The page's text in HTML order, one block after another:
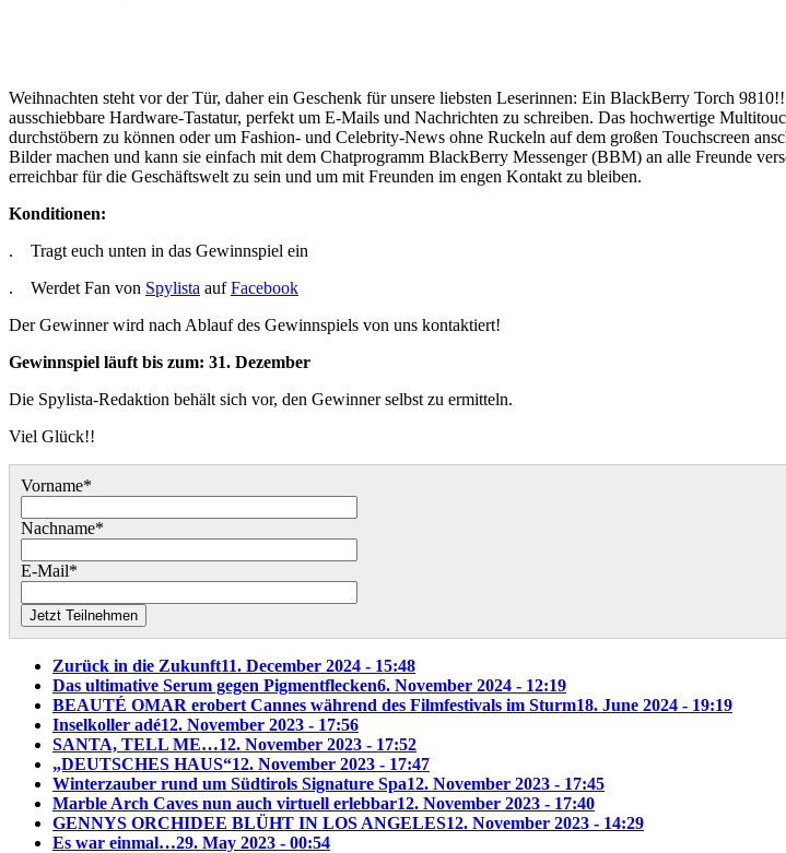
Weihnachten steht vor der Tür, daher ein Geschenk für unsere liebsten Leserinnen: Ein BlackBerry Torch
ausschiebbare Hardware-Tastatur, perfekt um E-Mails und Nachrichten zu schreiben. Das hochwertige
durchstöbern zu können oder um Fashion- und Celebrity-News ohne Ruckeln auf dem großen Touchscreen
Bilder machen und kann sie einfach mit dem Chatprogramm BlackBerry Messenger (BBM) an alle Freunde
erreichbar für die Geschäftswelt zu sein und um mit Freunden im engen Kontakt zu bleiben.
Konditionen:
. Tragt euch unten in das Gewinnspiel ein
. Werdet Fan von Spylista aufFacebook
Der Gewinner wird nach Ablauf des Gewinnspiels von uns kontaktiert!
Gewinnspiel läuft bis zum: 31. Dezember
Die Spylista-Redaktion behält sich vor, den Gewinner selbst zu ermitteln.
Viel Glück!!
Vorname*
Nachname*
E-Mail*
Jetzt Teilnehmen
Zurück in die Zukunft11. December 2024 - 15:48
Das ultimative Serum gegen Pigmentflecken6. November 2024 - 12:19
BEAUTÉ OMAR erobert Cannes während des Filmfestivals im Sturm18. June 2024 - 19:19
Inselkoller adé12. November 2023 - 17:56
SANTA, TELL ME…12. November 2023 - 17:52
„DEUTSCHES HAUS“12. November 2023 - 17:47
Winterzauber rund um Südtirols Signature Spa12. November 2023 - 17:45
Marble Arch Caves nun auch virtuell erlebbar12. November 2023 - 17:40
GENNYS ORCHIDEE BLÜHT IN LOS ANGELES12. November 2023 - 14:29
Es war einmal…29. May 2023 - 00:54